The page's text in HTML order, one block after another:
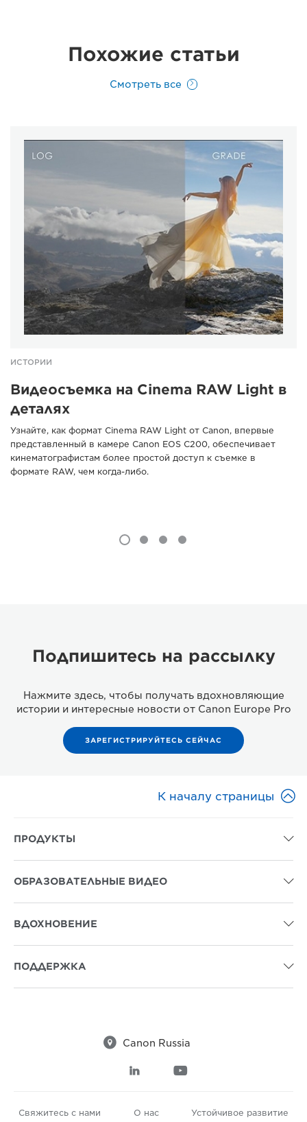
Похожие статьи
Смотреть все
ИСТОРИИ
Видеосъемка на Cinema RAW Light в
деталях
Узнайте, как формат Cinema RAW Light от Canon, впервые
представленный в камере Canon EOS C200, обеспечивает
кинематографистам более простой доступ к съемке в
формате RAW, чем когда-либо.
Подпишитесь на рассылку
Нажмите здесь, чтобы получать вдохновляющие
истории и интересные новости от Canon Europe Pro
ЗАРЕГИСТРИРУЙТЕСЬ СЕЙЧАС
К началу страницы 
ПРОДУКТЫ 
ОБРАЗОВАТЕЛЬНЫЕ ВИДЕО 
ВДОХНОВЕНИЕ 
ПОДДЕРЖКА 
 Canon Russia
 
Свяжитесь с нами О нас Устойчивое развитие